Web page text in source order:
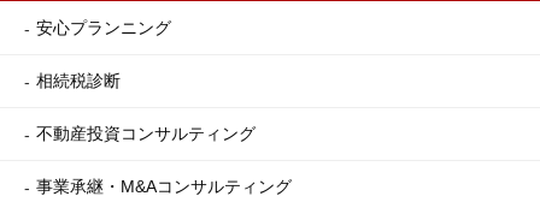
安心プランニング
相続税診断
不動産投資コンサルティング
事業承継・M&Aコンサルティング